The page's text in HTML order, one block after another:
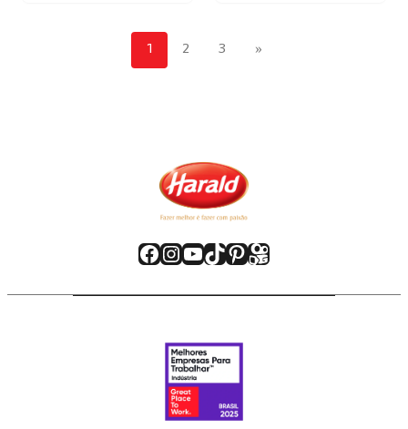
1 2 3 »
Facebook
Instagram
Youtube
TikTok
Pinterest
Kwai